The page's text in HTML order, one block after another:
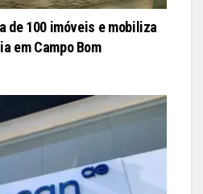
de 100 imóveis e mobiliza
em Campo Bom